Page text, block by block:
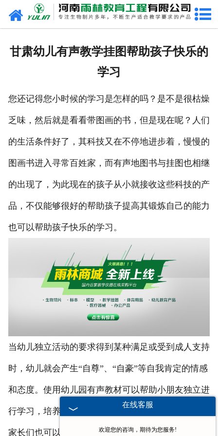
网站首页
联系我们
甘肃幼儿有声教学挂图帮助孩子快乐的
学习
您还记得您小时候的学习是怎样的吗？是不是很枯燥
乏味，然后就是看看带图画的书，但是现在呢？人们
的生活条件好了，其科技又在不停地进步着，慢慢的
图画书进入寻常百姓家，而有声地图书与挂图也相继
的出现了，为此现在的孩子从小就接收这些科技的产
品，不仅能够很好的帮助孩子提高其锻炼自己的能力
也可以帮助孩子快乐的学习。
当幼儿独立活动的要求得到某种满足或受到成人支持
时，幼儿就会产生“自尊”、“自豪”等自我肯定的情感
和态度。使用幼儿园有声教材可以帮助小朋友独立进
行学习，培养初步的独立能力。
家长们也可以参与到幼儿的学习当中，利用幼儿园有
在线客服
欢迎您的咨询，期待为您服务!